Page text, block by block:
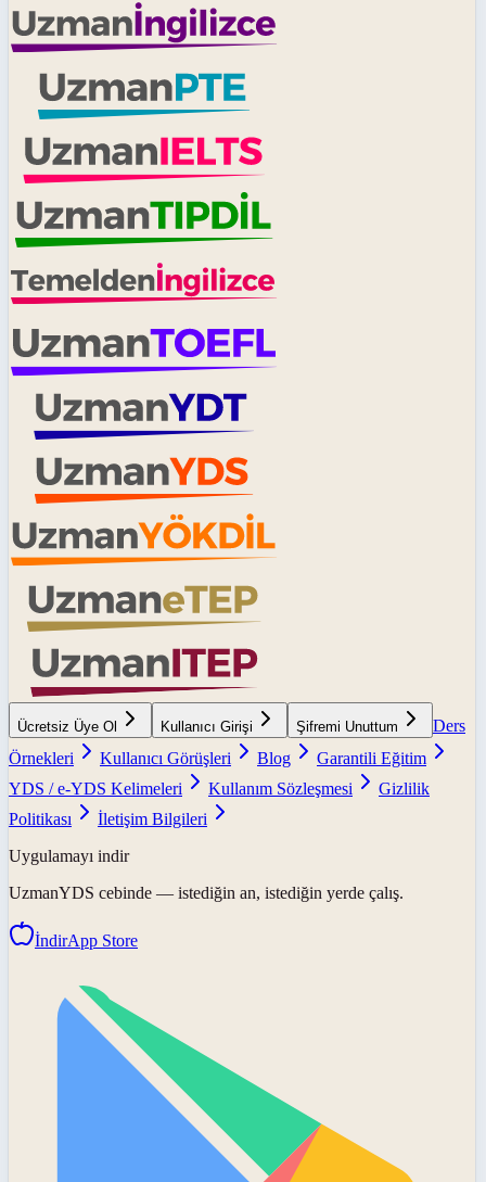
Ücretsiz Üye Ol Kullanıcı Girişi Şifremi Unuttum
Ders
Örnekleri
Kullanıcı Görüşleri Blog
Garantili Eğitim
YDS / e-YDS Kelimeleri
Kullanım Sözleşmesi
Gizlilik
Politikası
İletişim Bilgileri
Uygulamayı indir
UzmanYDS cebinde — istediğin an, istediğin yerde çalış.
İndirApp Store